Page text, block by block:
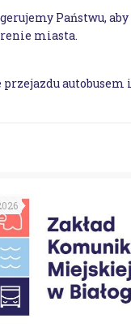
Państwu,
miasta.